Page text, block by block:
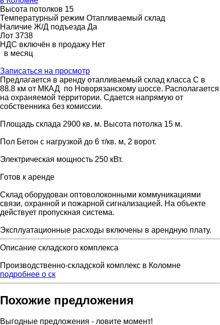
Высота потолков 15
Температурный режим Отапливаемый склад
Наличие Ж/Д подъезда Да
Лот 3738
НДС включён в продажу Нет
в месяц
Записаться на просмотр
Предлагается в аренду отапливаемый склад класса C в
88.8 км от МКАД по Новорязанскому шоссе. Располагается
на охраняемой территории. Сдается напрямую от
собственника без комиссии.
Площадь склада 2900 кв. м. Высота потолка 15 м.
Пол Бетон с нагрузкой до 6 т/кв. м, 2 ворот.
Электрическая мощность 250 кВт.
Готов к аренде
Склад оборудован оптоволоконными коммуникациями
связи, охранной и пожарной сигнализацией. На объекте
действует пропускная система.
Эксплуатационные расходы включены в арендную плату.
Описание складского комплекса
Производственно-складской комплекс в Коломне
подробнее о ск
Похожие предложения
Выгодные предложения - ловите момент!